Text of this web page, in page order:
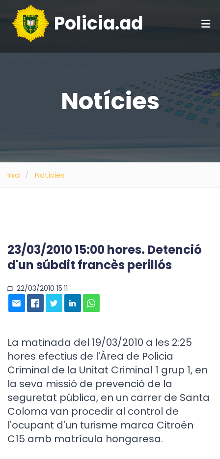
Policia.ad
Notícies
Inici Notícies
23/03/2010 15:00 hores. Detenció
d'un súbdit francès perillós
22/03/2010 15:11
La matinada del 19/03/2010 a les 2:25
hores efectius de l'Àrea de Policia
Criminal de la Unitat Criminal 1 grup 1, en
la seva missió de prevenció de la
seguretat pública, en un carrer de Santa
Coloma van procedir al control de
l'ocupant d'un turisme marca Citroën
C15 amb matrícula hongaresa.